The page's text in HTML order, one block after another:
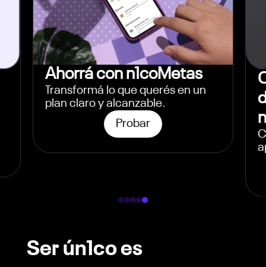
Ahorrá con n1coMetas
Transformá lo que querés en un
plan claro y alcanzable.
Probar
Ser ún1co es